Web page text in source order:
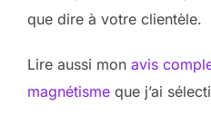
que dire à votre clientèle.
Lire aussi mon avis
magnétisme que j’ai